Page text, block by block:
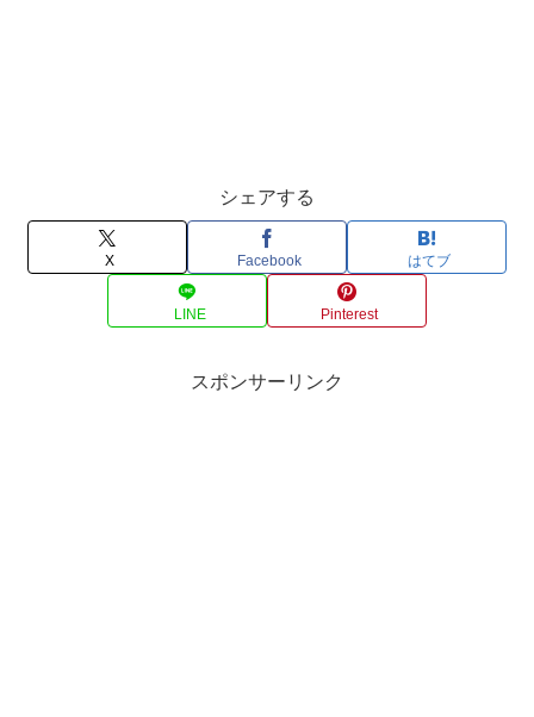
シェアする
X Facebook はてブ
LINE Pinterest
スポンサーリンク